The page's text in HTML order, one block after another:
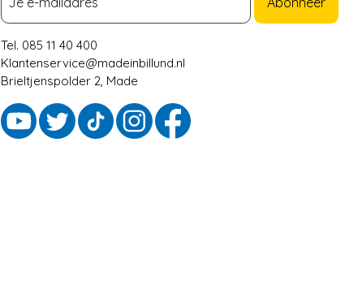
Tel. 085 11 40 400
Klantenservice@madeinbillund.nl
Brieltjenspolder 2, Made